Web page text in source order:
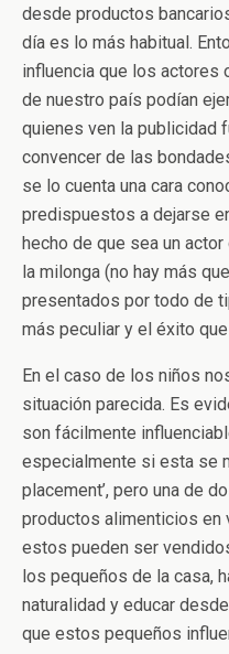
desde productos
día es lo más habitual.
influencia que los actores
de nuestro país podían
quienes ven la publicidad
convencer de las
se lo cuenta una cara
predispuestos a dejarse
hecho de que sea un
la milonga (no hay más
presentados por todo de
más peculiar y el éxito
En el caso de los niños
situación parecida. Es
son fácilmente
especialmente si esta se
placement’, pero una de
productos alimenticios en
estos pueden ser
los pequeños de la casa,
naturalidad y educar
que estos pequeños